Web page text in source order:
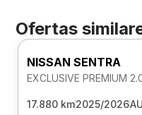
Ofertas
NISSAN SENTRA
EXCLUSIVE PREMIUM
17.880 km2025/2026